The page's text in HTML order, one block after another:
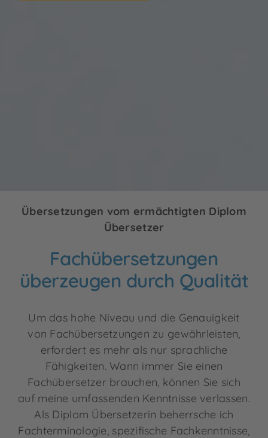
Übersetzungen vom ermächtigten Diplom
Übersetzer
Fachübersetzungen
überzeugen durch Qualität
Um das hohe Niveau und die Genauigkeit
von Fachübersetzungen zu gewährleisten,
erfordert es mehr als nur sprachliche
Fähigkeiten. Wann immer Sie einen
Fachübersetzer brauchen, können Sie sich
auf meine umfassenden Kenntnisse verlassen.
Als Diplom Übersetzerin beherrsche ich
Fachterminologie, spezifische Fachkenntnisse,